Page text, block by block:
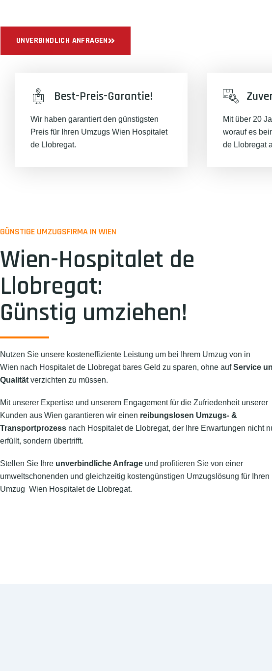
UNVERBINDLICH ANFRAGEN
Best-Preis-Garantie!
Wir haben garantiert den günstigsten
Preis für Ihren Umzugs Wien Hospitalet
de Llobregat.
Mit über 20
worauf es
de Llobregat
GÜNSTIGE UMZUGSFIRMA IN WIEN
Wien-Hospitalet de
Llobregat:
Günstig umziehen!
Nutzen Sie unsere kosteneffiziente Leistung um bei Ihrem Umzug von in
Wien nach Hospitalet de Llobregat bares Geld zu sparen, ohne aufService
Qualität verzichten zu müssen.
Mit unserer Expertise und unserem Engagement für die Zufriedenheit unserer
Kunden aus Wien garantieren wir einen reibungslosen Umzugs- &
Transportprozess nach Hospitalet de Llobregat, der Ihre Erwartungen nicht
erfüllt, sondern übertrifft.
Stellen Sie Ihre unverbindliche Anfrage und profitieren Sie von einer
umweltschonenden und gleichzeitig kostengünstigen Umzugslösung für Ihren
Umzug Wien Hospitalet de Llobregat.